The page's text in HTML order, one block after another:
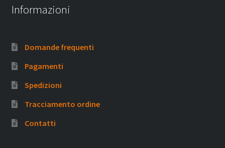
Informazioni
Domande frequenti
Pagamenti
Spedizioni
Tracciamento ordine
Contatti